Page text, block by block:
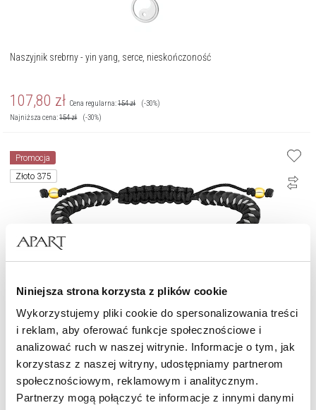
Niniejsza strona korzysta z plików cookie
Wykorzystujemy pliki cookie do spersonalizowania treści
i reklam, aby oferować funkcje społecznościowe i
analizować ruch w naszej witrynie. Informacje o tym, jak
korzystasz z naszej witryny, udostępniamy partnerom
społecznościowym, reklamowym i analitycznym.
Partnerzy mogą połączyć te informacje z innymi danymi
Naszyjnik srebrny - yin yang, serce, nieskończoność
107,80 zł Cena regularna:154zł
(-30%)
Najniższa cena:154zł (-30%)
Promocja
Złoto 375
Bransoletka z diamentami, agatami i elementami żółtego złota - yin yang -
próba 375
671,30 zł Cena regularna:959